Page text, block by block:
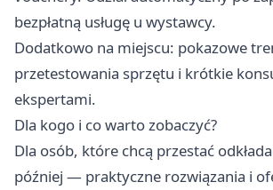
bezpłatną usługę u wystawcy.
Dodatkowo na miejscu: pokazowe
przetestowania sprzętu i krótkie
ekspertami.
Dla kogo i co warto zobaczyć?
Dla osób, które chcą przestać
później — praktyczne rozwiązania i